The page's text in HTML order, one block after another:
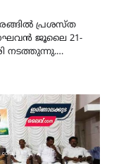
പ്രശസ്ത
ജൂലൈ 21-
നടത്തുന്നു.…